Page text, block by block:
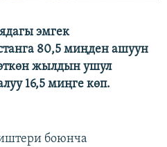
эмгек
80,5 миңден ашуун
жылдын ушул
16,5 миңге көп.
боюнча